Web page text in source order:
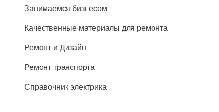
Занимаемся бизнесом
Качественные материалы для ремонта
Ремонт и Дизайн
Ремонт транспорта
Справочник электрика